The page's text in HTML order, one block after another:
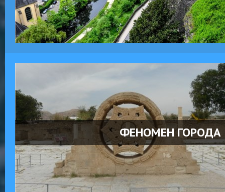
ФЕНОМЕН ГОРОДА